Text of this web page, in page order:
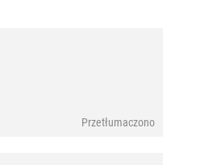
Przetłumaczono